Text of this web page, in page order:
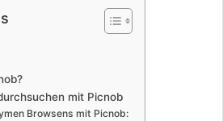
mit Picnob
Browsens mit Picnob: